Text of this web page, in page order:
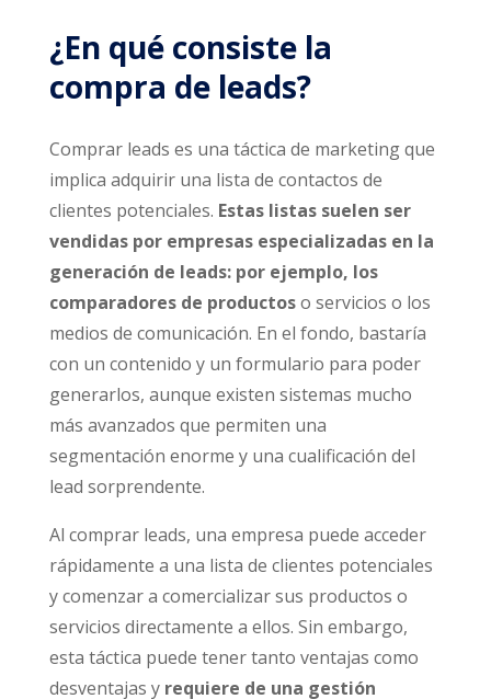
¿En qué consiste la
compra de leads?
Comprar leads es una táctica de marketing que
implica adquirir una lista de contactos de
clientes potenciales. Estas listas suelen ser
vendidas por empresas especializadas en la
generación de leads: por ejemplo, los
comparadores de productoso servicios o los
medios de comunicación. En el fondo, bastaría
con un contenido y un formulario para poder
generarlos, aunque existen sistemas mucho
más avanzados que permiten una
segmentación enorme y una cualificación del
lead sorprendente.
Al comprar leads, una empresa puede acceder
rápidamente a una lista de clientes potenciales
y comenzar a comercializar sus productos o
servicios directamente a ellos. Sin embargo,
esta táctica puede tener tanto ventajas como
desventajas y requiere de una gestión